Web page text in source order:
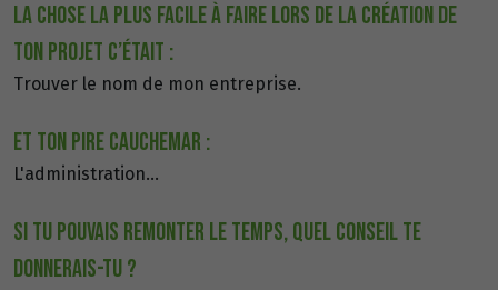
LA CHOSE LA PLUS FACILE À FAIRE LORS DE LA CRÉATION DE
TON PROJET C’ÉTAIT :
Trouver le nom de mon entreprise.
ET TON PIRE CAUCHEMAR :
L'administration...
Si Tu pouvais remonter le temps, quel conseil te
donnerais-tu ?